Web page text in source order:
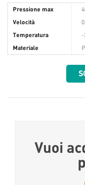
Pressione max
Velocità
Temperatura -
Materiale
Vuoi